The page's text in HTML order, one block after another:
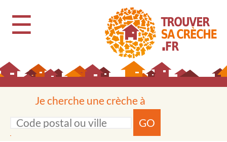
☰
Je cherche une crèche à
GO